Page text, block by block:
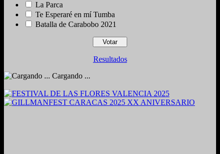
La Parca
Te Esperaré en mí Tumba
Batalla de Carabobo 2021
Resultados
Cargando ...